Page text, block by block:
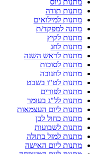
מתנות גיוס
מתנות תודה
מתנות למילואים
מתנה למפקד/ת
מתנות לקיץ
מתנות לחג
מתנות לראש השנה
מתנות לסוכות
מתנות לחנוכה
מתנות לט"ו בשבט
מתנות לפורים
מתנות לל"ג בעומר
מתנות ליום העצמאות
מתנות כחול לבן
מתנות לשבועות
מתנות למזל בתולה
מתנות ליום האישה